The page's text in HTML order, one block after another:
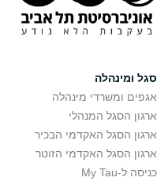
סגל ומינהלה
אגפים ומשרדי מינהלה
ארגון הסגל המנהלי
ארגון הסגל האקדמי הבכיר
ארגון הסגל האקדמי הזוטר
כניסה ל-My Tau